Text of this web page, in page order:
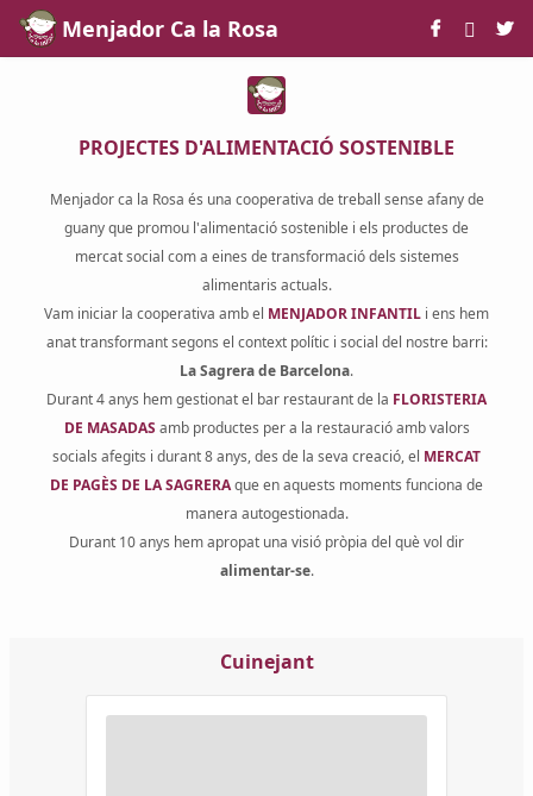
Skip to Main Content
Menjador Ca la Rosa
PROJECTES D'ALIMENTACIÓ SOSTENIBLE
Menjador ca la Rosa és una cooperativa de treball sense afany de
guany que promou l'alimentació sostenible i els productes de
mercat social com a eines de transformació dels sistemes
alimentaris actuals.
Vam iniciar la cooperativa amb el MENJADOR INFANTIL i ens hem
anat transformant segons el context polític i social del nostre barri:
La Sagrera de Barcelona.
Durant 4 anys hem gestionat el bar restaurant de la FLORISTERIA
DE MASADAS amb productes per a la restauració amb valors
socials afegits i durant 8 anys, des de la seva creació, el MERCAT
DE PAGÈS DE LA SAGRERAque en aquests moments funciona de
manera autogestionada.
Durant 10 anys hem apropat una visió pròpia del què vol dir
alimentar-se.
Cuinejant